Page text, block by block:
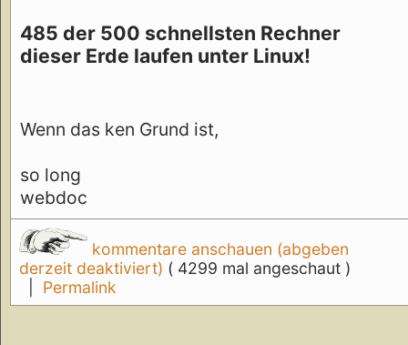
485 der 500 schnellsten Rechner
dieser Erde laufen unter Linux!
Wenn das ken Grund ist,
so long
webdoc
kommentare anschauen (abgeben
derzeit deaktiviert) ( 4299 mal angeschaut )
Permalink